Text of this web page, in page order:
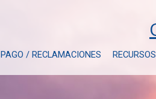
PAGO / RECLAMACIONES RECURSOS